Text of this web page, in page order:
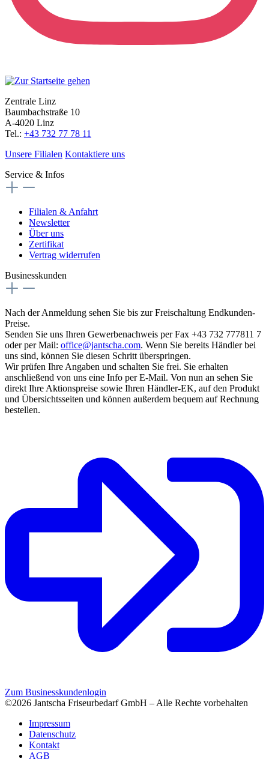
Zentrale Linz
Baumbachstraße 10
A-4020 Linz
Tel.: +43 732 77 78 11
Unsere Filialen Kontaktiere uns
Service & Infos
Filialen & Anfahrt
Newsletter
Über uns
Zertifikat
Vertrag widerrufen
Businesskunden
Nach der Anmeldung sehen Sie bis zur Freischaltung Endkunden-
Preise.
Senden Sie uns Ihren Gewerbenachweis per Fax +43 732 777811 7
oder per Mail: office@jantscha.com. Wenn Sie bereits Händler bei
uns sind, können Sie diesen Schritt überspringen.
Wir prüfen Ihre Angaben und schalten Sie frei. Sie erhalten
anschließend von uns eine Info per E-Mail. Von nun an sehen Sie
direkt Ihre Aktionspreise sowie Ihren Händler-EK, auf den Produkt
und Übersichtsseiten und können außerdem bequem auf Rechnung
bestellen.
Zum Businesskundenlogin
©2026 Jantscha Friseurbedarf GmbH – Alle Rechte vorbehalten
Impressum
Datenschutz
Kontakt
AGB